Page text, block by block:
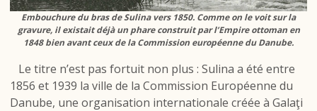
Embouchure du bras de Sulina vers 1850. Comme on le voit sur la
gravure, il existait déjà un phare construit par l’Empire ottoman en
1848 bien avant ceux de la Commission européenne du Danube.
Le titre n’est pas fortuit non plus : Sulina a été entre
1856 et 1939 la ville de la Commission Européenne du
Danube, une organisation internationale créée à Galaţi